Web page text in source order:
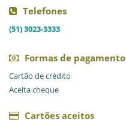
Telefones
(51) 3023-3333
Formas de pagamento
Cartão de crédito
Aceita cheque
Cartões aceitos